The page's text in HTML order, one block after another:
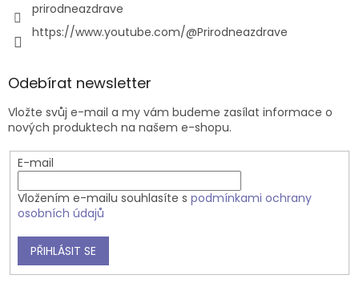
prirodneazdrave
https://www.youtube.com/@Prirodneazdrave
Odebírat newsletter
Vložte svůj e-mail a my vám budeme zasílat informace o
nových produktech na našem e-shopu.
E-mail
Vložením e-mailu souhlasíte s podmínkami ochrany
osobních údajů
PŘIHLÁSIT SE